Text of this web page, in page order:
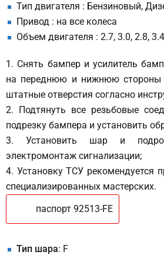
Тип двигателя : Бензиновый,
Привод : на все колеса
Объем двигателя : 2.7, 3.0, 2.8,
1. Снять бампер и усилитель
на переднюю и нижнюю стороны
штатные отверстия согласно
2. Подтянуть все резьбовые
подрезку бампера и установить
3. Установить шар и
электромонтаж сигнализации;
4. Установку ТСУ рекомендуется
специализированных мастерских.
паспорт 92513-FE
Тип шара: F